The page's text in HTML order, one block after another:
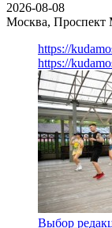
2026-08-08
Москва, Проспект
https://
https://
Выбор